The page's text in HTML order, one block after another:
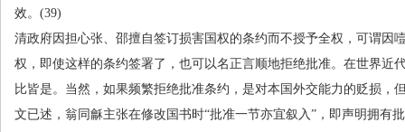
效。 (39)
清政府因担心张、邵擅自签订损害国权的条约而不授予全权，可谓因
权，即使这样的条约签署了，也可以名正言顺地拒绝批准。在世界近
比皆是。当然，如果频繁拒绝批准条约，是对本国外交能力的贬损，
文已述，翁同龢主张在修改国书时“批准一节亦宜叙入”，即声明拥有